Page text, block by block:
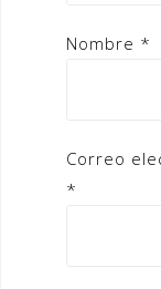
Nombre *
Correo
*